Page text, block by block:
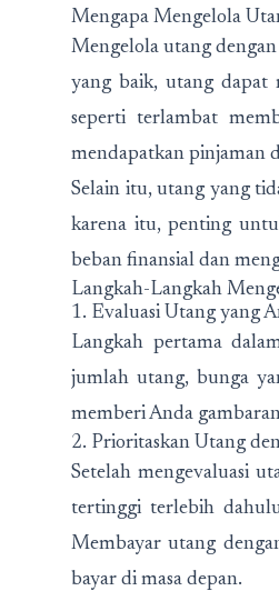
Mengapa Mengelola
Mengelola utang
yang baik, utang dapat
seperti terlambat
mendapatkan pinjaman
Selain itu, utang yang
karena itu, penting
beban finansial dan
Langkah-Langkah
1. Evaluasi Utang yang
Langkah pertama
jumlah utang, bunga
memberi Anda
2. Prioritaskan Utang
Setelah mengevaluasi
tertinggi terlebih
Membayar utang
bayar di masa depan.